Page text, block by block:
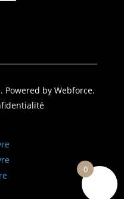
Powered by Webforce.
0